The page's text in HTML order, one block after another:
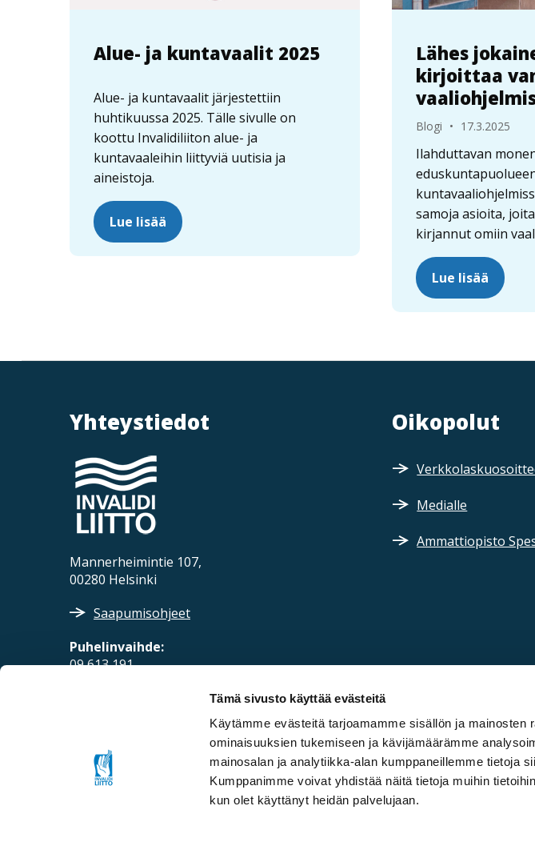
Tämä sivusto käyttää evästeitä
Käytämme evästeitä tarjoamamme sisällön ja mainosten
ominaisuuksien tukemiseen ja kävijämäärämme
mainosalan ja analytiikka-alan kumppaneillemme tietoja
Kumppanimme voivat yhdistää näitä tietoja muihin
kun olet käyttänyt heidän palvelujaan.
Alue- ja kuntavaalit 2025
Alue- ja kuntavaalit järjestettiin
huhtikuussa 2025. Tälle sivulle on
koottu Invalidiliiton alue- ja
kuntavaaleihin liittyviä uutisia ja
aineistoja.
Lue lisää
Lähes
kirjoittaa
Blogi • 17.3.2025
Ilahduttavan
samoja asioita,
kirjannut omiin
Lue lisää
Yhteystiedot
Mannerheimintie 107,
00280 Helsinki
Saapumisohjeet
Puhelinvaihde:
09 613 191
Oikopolut
Medialle
Ammattiopisto